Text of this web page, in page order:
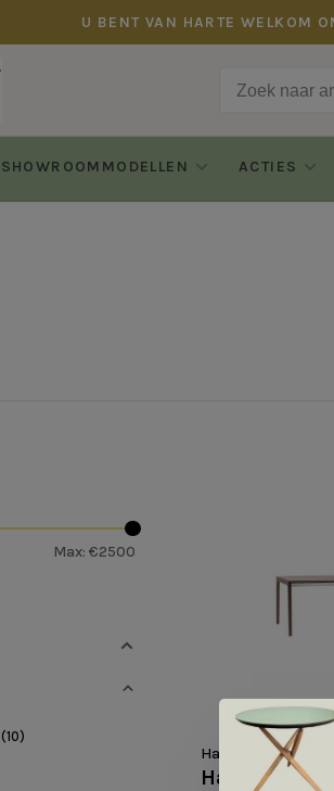
U BENT VAN HARTE WELKOM
SHOWROOMMODELLEN ACTIES
Max: €2500
(10)
Harvink
Harvink -